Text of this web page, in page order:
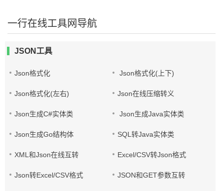
一行在线工具网导航
JSON工具
Json格式化 Json格式化(上下)
Json格式化(左右) Json在线压缩转义
Json生成C#实体类 Json生成Java实体类
Json生成Go结构体 SQL转Java实体类
XML和Json在线互转 Excel/CSV转Json格式
Json转Excel/CSV格式 JSON和GET参数互转